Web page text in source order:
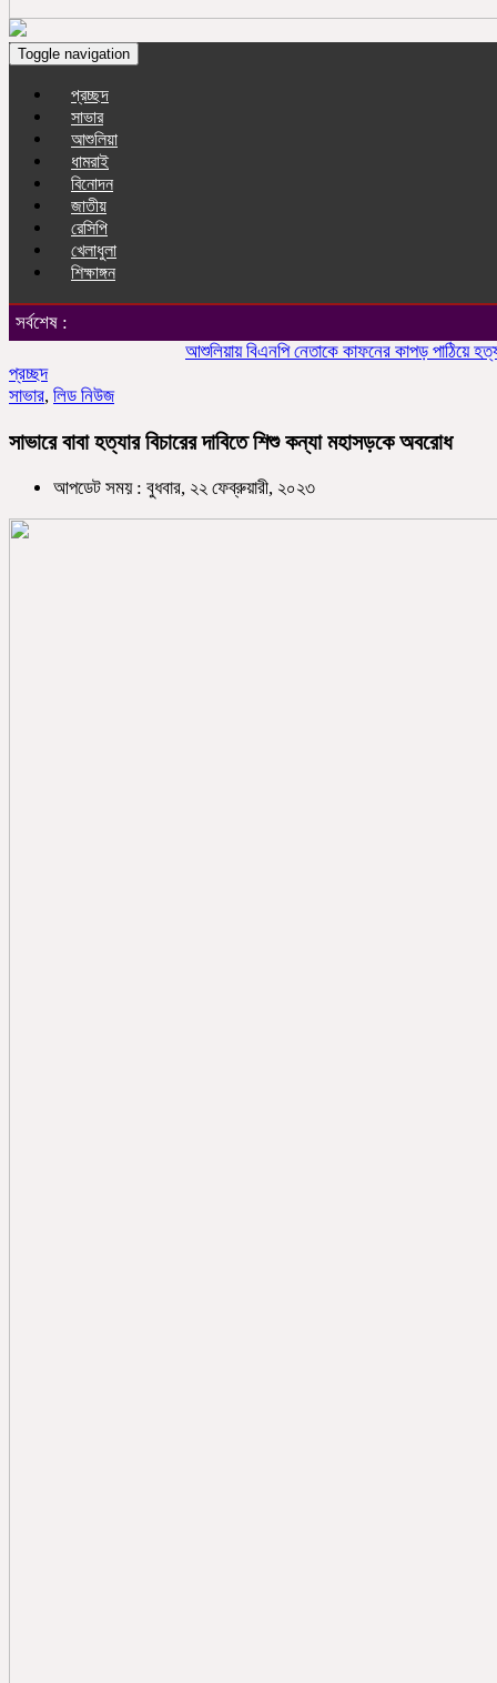
Toggle navigation
প্রচ্ছদ
সাভার
আশুলিয়া
ধামরাই
বিনোদন
জাতীয়
রেসিপি
খেলাধুলা
শিক্ষাঙ্গন
সর্বশেষ :
আশুলিয়ায় বিএনপি নেতাকে কাফনের কাপড় পাঠিয়ে হত্যার
প্রচ্ছদ
সাভার, লিড নিউজ
সাভারে বাবা হত্যার বিচারের দাবিতে শিশু কন্যা মহাসড়কে অবরোধ
আপডেট সময় : বুধবার, ২২ ফেব্রুয়ারী, ২০২৩